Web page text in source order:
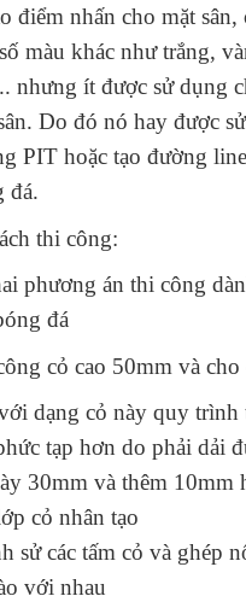
điểm nhấn cho mặt sân,
màu khác như trắng,
nhưng ít được sử dụng
Do đó nó hay được
PIT hoặc tạo đường
đá.
thi công:
phương án thi công
đá
cỏ cao 50mm và cho
dạng cỏ này quy trình
tạp hơn do phải dải
30mm và thêm 10mm
cỏ nhân tạo
sử các tấm cỏ và ghép
với nhau